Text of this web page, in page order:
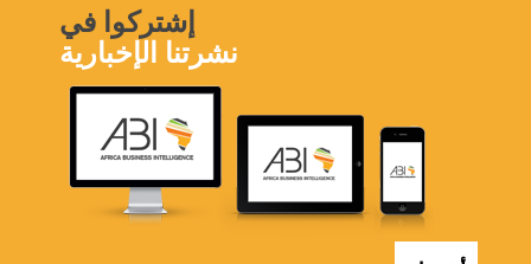
إشتركوا في
نشرتنا الإخبارية